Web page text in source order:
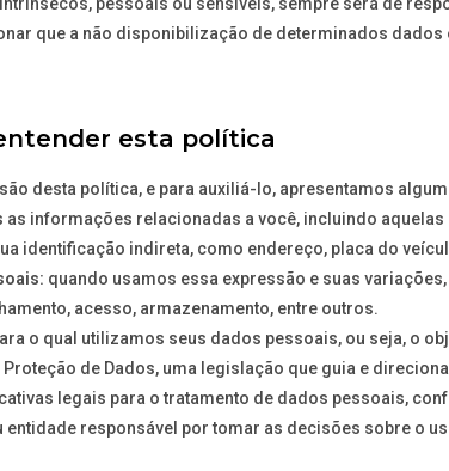
que a não disponibilização de determinados
esta política
desta política, e para auxiliá-lo, apresentamos
as informações relacionadas a você, incluindo
identificação indireta, como endereço, placa do
quando usamos essa expressão e suas
acesso, armazenamento, entre outros.
o qual utilizamos seus dados pessoais, ou seja, o
Proteção de Dados, uma legislação que guia e
legais para o tratamento de dados pessoais,
entidade responsável por tomar as decisões sobre o